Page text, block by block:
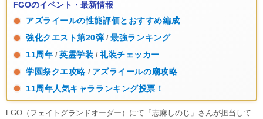
FGOのイベント・最新情報
アズライールの性能評価とおすすめ編成
強化クエスト第20弾 / 最強ランキング
11周年 / 英霊学装 / 礼装チェッカー
学園祭クエ攻略 / アズライールの廟攻略
11周年人気キャラランキング投票！
FGO（フェイトグランドオーダー）にて「志麻しのじ」さんが担当して